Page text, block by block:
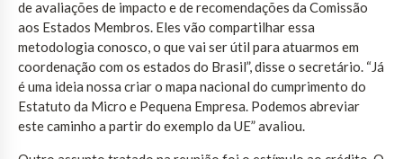
de avaliações de impacto e de recomendações da Comissão
aos Estados Membros. Eles vão compartilhar essa
metodologia conosco, o que vai ser útil para atuarmos em
coordenação com os estados do Brasil”, disse o secretário. “Já
é uma ideia nossa criar o mapa nacional do cumprimento do
Estatuto da Micro e Pequena Empresa. Podemos abreviar
este caminho a partir do exemplo da UE” avaliou.